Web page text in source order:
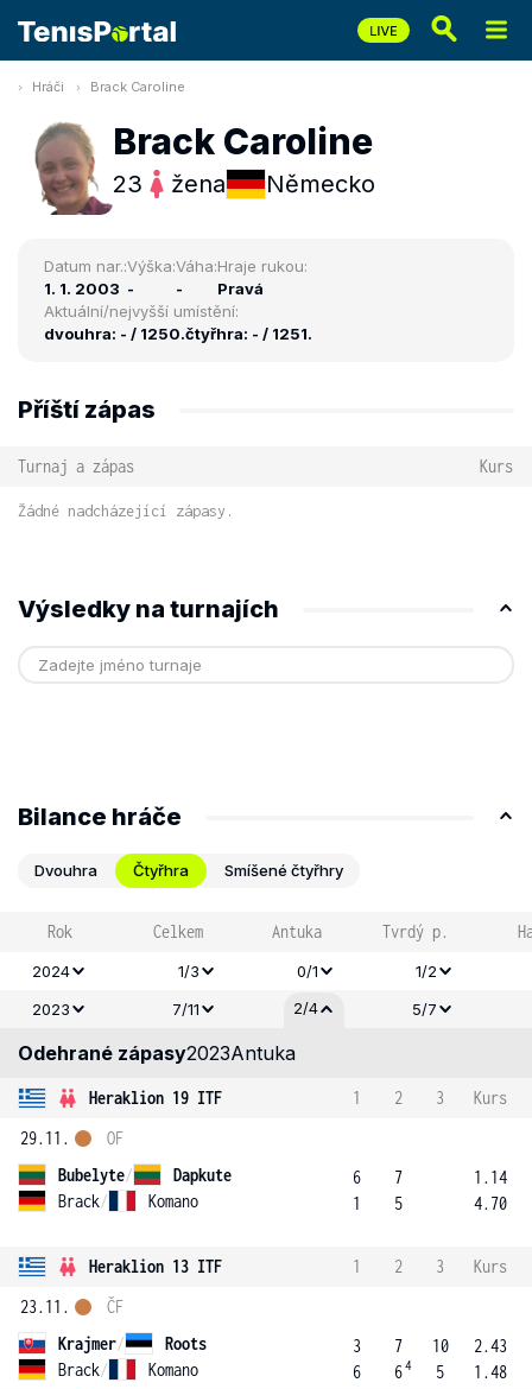
Hráči Brack Caroline
Brack Caroline
23 žena Německo
Datum nar.:
1. 1. 2003
Výška:
-
Váha:
-
Hraje rukou:
Pravá
Aktuální/nejvyšší umístění:
dvouhra: - / 1250.čtyřhra: - / 1251.
Příští zápas
Turnaj a zápas Kurs
Žádné nadcházející zápasy.
Výsledky na turnajích
Bilance hráče
Dvouhra Čtyřhra Smíšené čtyřhry
Rok Celkem Antuka Tvrdý p.
2024 1/3 0/1
1/2
2023
7/11 2/4 5/7
Odehrané zápasy2023Antuka
Heraklion 19 ITF 1 2 3
Kurs
29.11.
Bubelyte/
Dapkute
Brack/ Komano
OF
6
1
7
5
1.14
4.70
Heraklion 13 ITF 1 2 3
Kurs
23.11.
Krajmer/
Roots
Brack/ Komano
ČF
3
6
7
64
10
5
2.43
1.48